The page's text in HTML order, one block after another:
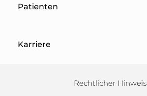
Patienten
Karriere
Rechtlicher Hinweis